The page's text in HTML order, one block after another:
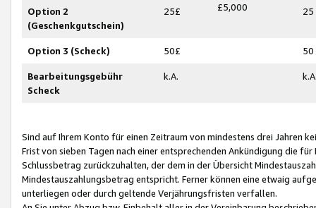
Option 2
(Geschenkgutschein)
25£ £5,000 25
Option 3 (Scheck) 50£ 50
Bearbeitungsgebühr
Scheck
k.A.
Sind auf Ihrem Konto für einen Zeitraum von mindestens drei Jahren
Frist von sieben Tagen nach einer entsprechenden Ankündigung die
Schlussbetrag zurückzuhalten, der dem in der Übersicht
Mindestauszahlungsbetrag entspricht. Ferner können eine etwaig
unterliegen oder durch geltende Verjährungsfristen verfallen.